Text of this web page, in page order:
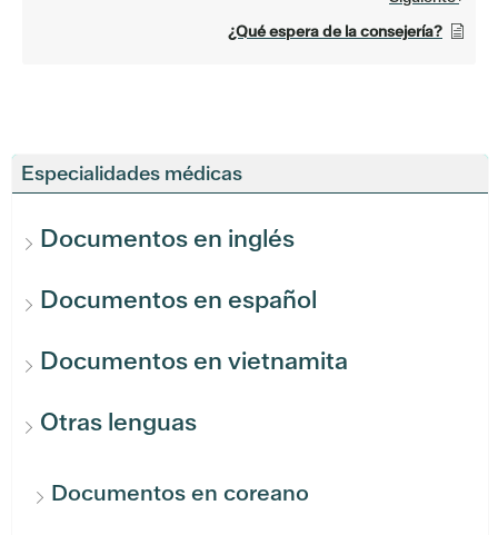
Especialidades médicas
Documentos en inglés
Documentos en español
Documentos en vietnamita
Otras lenguas
Documentos en coreano
¿Qué espera de la consejería?